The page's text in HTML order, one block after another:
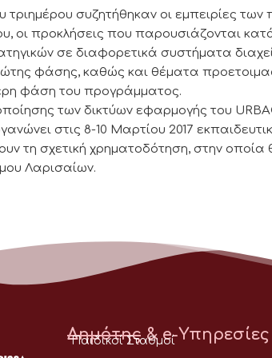
τριημέρου συζητήθηκαν οι εμπειρίες
οι προκλήσεις που παρουσιάζονται
σε διαφορετικά συστήματα
φάσης, καθώς και θέματα
φάση του προγράμματος.
των δικτύων εφαρμογής του
στις 8-10 Μαρτίου 2017
τη σχετική χρηματοδότηση, στην οποία
Λαρισαίων.
Δημότης & e-Υπηρεσίες
Παιδικοί Σταθμοί